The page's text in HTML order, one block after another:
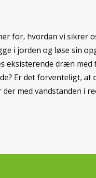
for, hvordan vi sikrer
i jorden og løse sin
eksisterende dræn
Er det forventeligt,
der med vandstanden